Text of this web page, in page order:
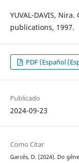
YUVAL-DAVIS,
publications, 1997.
PDF (Español
Publicado
2024-09-23
Como Citar
Garcés, D. (2024). Do